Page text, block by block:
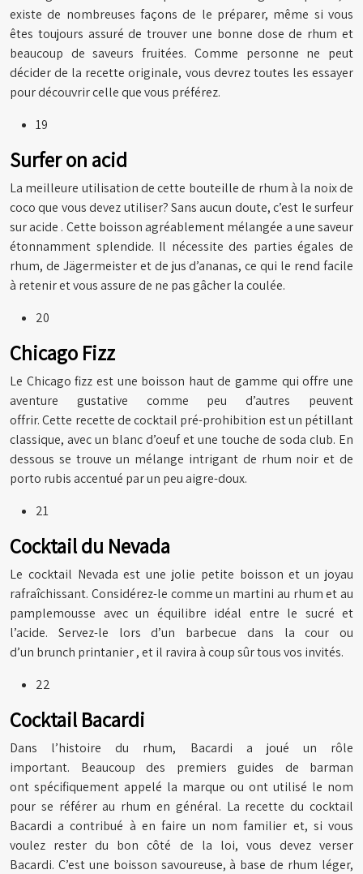
existe de nombreuses façons de le préparer, même si vous
êtes toujours assuré de trouver une bonne dose de rhum et
beaucoup de saveurs fruitées. Comme personne ne peut
décider de la recette originale, vous devrez toutes les essayer
pour découvrir celle que vous préférez.
19
Surfer on acid
La meilleure utilisation de cette bouteille de rhum à la noix de
coco que vous devez utiliser? Sans aucun doute, c’est le surfeur
sur acide . Cette boisson agréablement mélangée a une saveur
étonnamment splendide. Il nécessite des parties égales de
rhum, de Jägermeister et de jus d’ananas, ce qui le rend facile
à retenir et vous assure de ne pas gâcher la coulée.
20
Chicago Fizz
Le Chicago fizz est une boisson haut de gamme qui offre une
aventure gustative comme peu d’autres peuvent
offrir. Cette recette de cocktail pré-prohibition est un pétillant
classique, avec un blanc d’oeuf et une touche de soda club. En
dessous se trouve un mélange intrigant de rhum noir et de
porto rubis accentué par un peu aigre-doux.
21
Cocktail du Nevada
Le cocktail Nevada est une jolie petite boisson et un joyau
rafraîchissant. Considérez-le comme un martini au rhum et au
pamplemousse avec un équilibre idéal entre le sucré et
l’acide. Servez-le lors d’un barbecue dans la cour ou
d’un brunch printanier , et il ravira à coup sûr tous vos invités.
22
Cocktail Bacardi
Dans l’histoire du rhum, Bacardi a joué un rôle
important. Beaucoup des premiers guides de barman
ont spécifiquement appelé la marque ou ont utilisé le nom
pour se référer au rhum en général. La recette du cocktail
Bacardi a contribué à en faire un nom familier et, si vous
voulez rester du bon côté de la loi, vous devez verser
Bacardi. C’est une boisson savoureuse, à base de rhum léger,